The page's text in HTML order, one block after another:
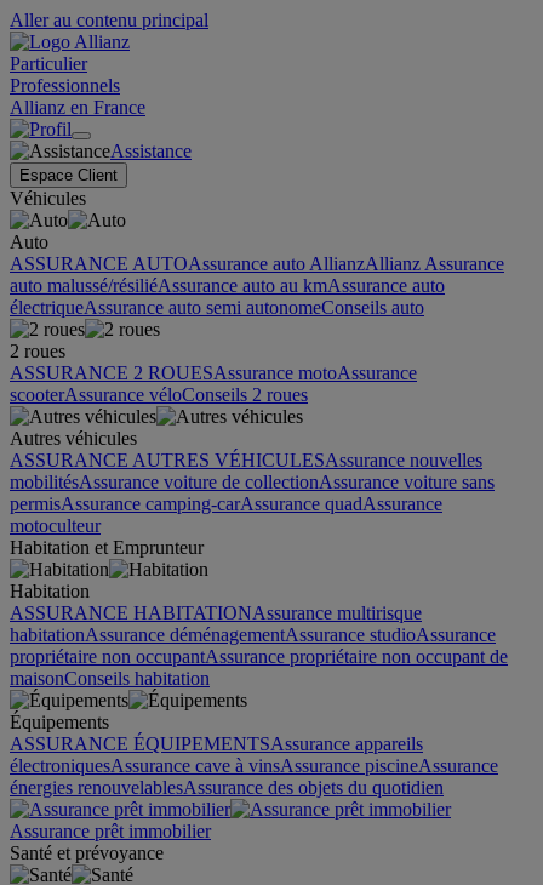
Aller au contenu principal
Particulier
Professionnels
Allianz en France
Assistance
Espace Client
Véhicules
Auto
ASSURANCE AUTOAssurance auto AllianzAllianz Assurance
auto malussé/résiliéAssurance auto au kmAssurance auto
électriqueAssurance auto semi autonomeConseils auto
2 roues
ASSURANCE 2 ROUESAssurance motoAssurance
scooterAssurance véloConseils 2 roues
Autres véhicules
ASSURANCE AUTRES VÉHICULESAssurance nouvelles
mobilitésAssurance voiture de collectionAssurance voiture sans
permisAssurance camping-carAssurance quadAssurance
motoculteur
Habitation et Emprunteur
Habitation
ASSURANCE HABITATIONAssurance multirisque
habitationAssurance déménagementAssurance studioAssurance
propriétaire non occupantAssurance propriétaire non occupant de
maisonConseils habitation
Équipements
ASSURANCE ÉQUIPEMENTSAssurance appareils
électroniquesAssurance cave à vinsAssurance piscineAssurance
énergies renouvelablesAssurance des objets du quotidien
Assurance prêt immobilier
Santé et prévoyance